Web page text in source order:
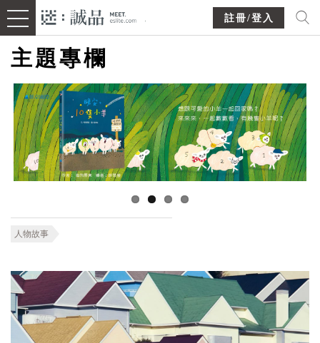
註冊/登入
主題專欄
人物故事